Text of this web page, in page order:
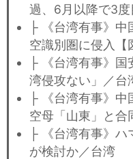
過、6月以降で3
├ 《台湾有事》
空識別圏に侵入【
├ 《台湾有事》
湾侵攻ない」／台
├ 《台湾有事》中
空母「山東」と合
├ 《台湾有事》
が検討か／台湾